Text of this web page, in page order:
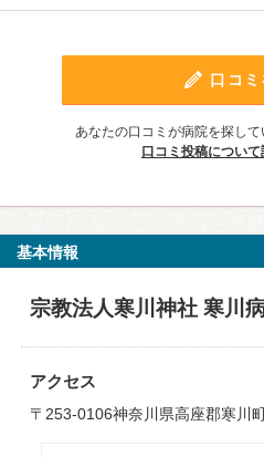
口コ
あなたの口コミが病院を探して
口コミ投稿につい
基本情報
宗教法人寒川神社 寒川
アクセス
〒253-0106神奈川県高座郡寒川